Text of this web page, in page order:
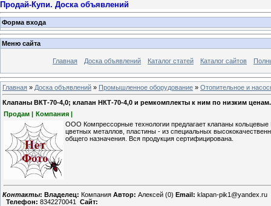
Продай-Купи. Доска объявлений
Форма входа
Меню сайта
Главная Доска объявлений Каталог статей Каталог сайтов
Главная » Доска объявлений » Промышленное оборудование » Отопительное и
Клапаны ВКТ-70-4,0; клапан НКТ-70-4,0 и ремкомплекты к ним по низким
Продам | Компания |
ООО Компрессорные технологии предлагает клапаны
цветных металлов, пластины - из специальных
общего назначения. Вся продукция сертифицирована.
Контакты: Владелец: Компания Автор: Алексей (0) Email: klapan-pik1@yandex.ru
Телефон: 8342270041 Сайт: